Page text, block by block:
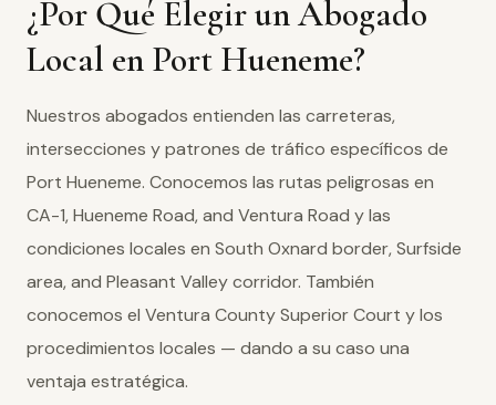
¿Por Qué Elegir un Abogado
Local en Port Hueneme?
Nuestros abogados entienden las carreteras,
intersecciones y patrones de tráfico específicos de
Port Hueneme. Conocemos las rutas peligrosas en
CA-1, Hueneme Road, and Ventura Road y las
condiciones locales en South Oxnard border, Surfside
area, and Pleasant Valley corridor. También
conocemos el Ventura County Superior Court y los
procedimientos locales — dando a su caso una
ventaja estratégica.